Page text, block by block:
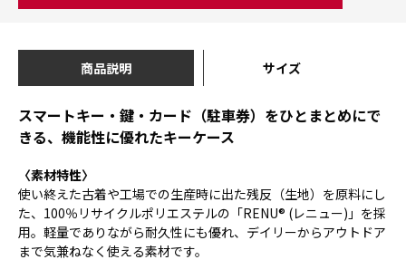
商品説明 サイズ
スマートキー・鍵・カード（駐車券）をひとまとめにで
きる、機能性に優れたキーケース
〈素材特性〉
使い終えた古着や工場での生産時に出た残反（生地）を原料にし
た、100％リサイクルポリエステルの「RENU® (レニュー)」を採
用。軽量でありながら耐久性にも優れ、デイリーからアウトドア
まで気兼ねなく使える素材です。